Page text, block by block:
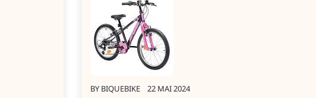
BY BIQUEBIKE 22 MAI 2024